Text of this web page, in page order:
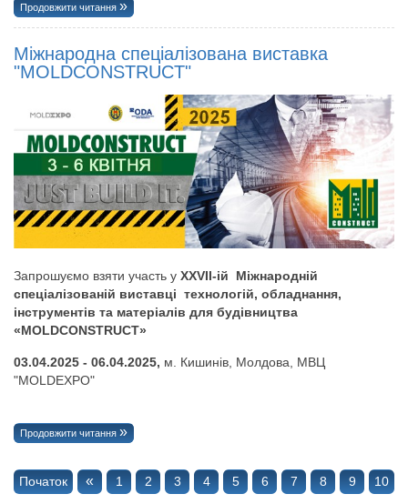
Продовжити читання
Міжнародна спеціалізована виставка
"MOLDCONSTRUCT"
Запрошуємо взяти участь у XXVII-ій Міжнародній
спеціалізованій виставці технологій, обладнання,
інструментів та матеріалів для будівництва
«MOLDCONSTRUCT»
03.04.2025 - 06.04.2025, м. Кишинів, Молдова, МВЦ
"MOLDEXPO"
Продовжити читання
Початок « 1 2 3 4 5 6 7 8 9 10